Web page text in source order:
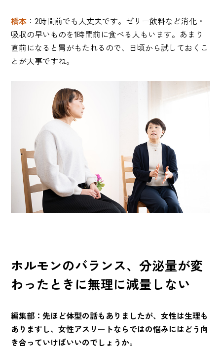
橋本 ：2時間前でも大丈夫です。ゼリー飲料など消化・
吸収の早いものを1時間前に食べる人もいます。あまり
直前になると胃がもたれるので、日頃から試しておくこ
とが大事ですね。
ホルモンのバランス、分泌量が変
わったときに無理に減量しない
編集部：先ほど体型の話もありましたが、女性は生理も
ありますし、女性アスリートならではの悩みにはどう向
き合っていけばいいのでしょうか。